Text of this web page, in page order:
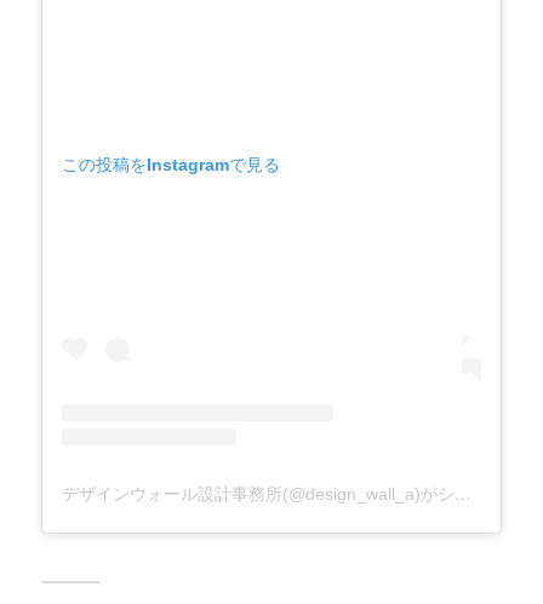
この投稿をInstagramで見る
デザインウォール設計事務所(@design_wall_a)がシェアした投稿